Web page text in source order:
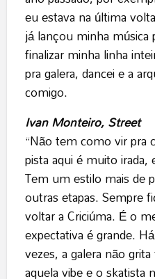
eu estava na última
já lançou minha música
finalizar minha linha
pra galera, dancei e a
comigo.
Ivan Monteiro, Street
“Não tem como vir pra
pista aqui é muito
Tem um estilo mais de
outras etapas. Sempre
voltar a Criciúma. É o
expectativa é grande.
vezes, a galera não
aquela vibe e o skatista